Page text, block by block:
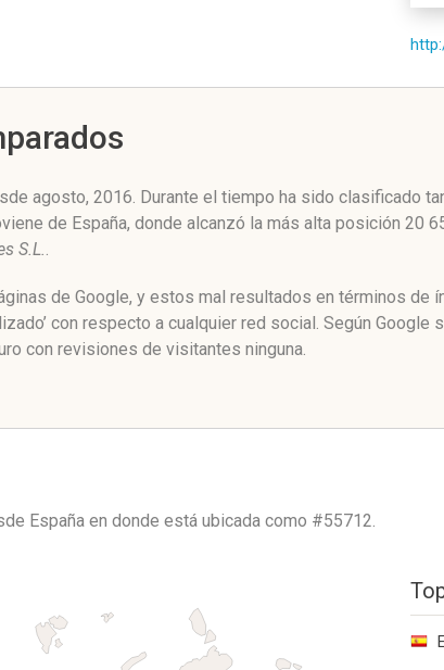
agosto, 2016. Durante el tiempo ha sido clasificado
de España, donde alcanzó la más alta posición 20
S.L..
de Google, y estos mal resultados en términos de
con respecto a cualquier red social. Según Google
con revisiones de visitantes ninguna.
España en donde está ubicada como #55712.